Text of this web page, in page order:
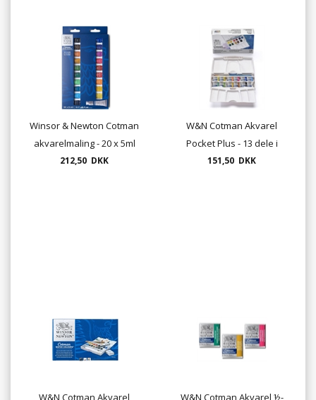
Winsor & Newton Cotman
akvarelmaling - 20 x 5ml
tuber
212,50 DKK
W&N Cotman Akvarel
Pocket Plus - 13 dele i
paletteæske (0390373)
151,50 DKK
W&N Cotman Akvarel W&N Cotman Akvarel ½-